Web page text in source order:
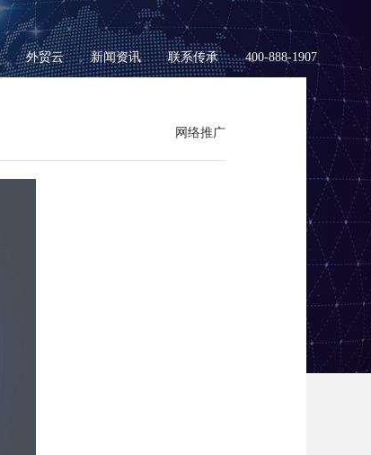
外贸云 新闻资讯 联系传承 400-888-1907
网络推广